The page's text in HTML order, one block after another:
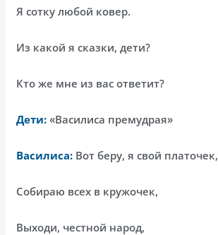
Я сотку любой ковер.
Из какой я сказки, дети?
Кто же мне из вас ответит?
Дети:«Василиса премудрая»
Василиса: Вот беру, я свой платочек,
Собираю всех в кружочек,
Выходи, честной народ,